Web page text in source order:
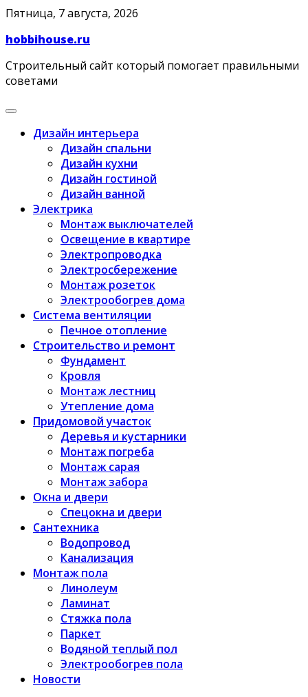
Skip
content
Пятница, 7 августа, 2026
hobbihouse.ru
Строительный сайт который помогает правильными
советами
Дизайн интерьера
Дизайн спальни
Дизайн кухни
Дизайн гостиной
Дизайн ванной
Электрика
Монтаж выключателей
Освещение в квартире
Электропроводка
Электросбережение
Монтаж розеток
Электрообогрев дома
Система вентиляции
Печное отопление
Строительство и ремонт
Фундамент
Кровля
Монтаж лестниц
Утепление дома
Придомовой участок
Деревья и кустарники
Монтаж погреба
Монтаж сарая
Монтаж забора
Окна и двери
Спецокна и двери
Сантехника
Водопровод
Канализация
Монтаж пола
Линолеум
Ламинат
Стяжка пола
Паркет
Водяной теплый пол
Электрообогрев пола
Новости